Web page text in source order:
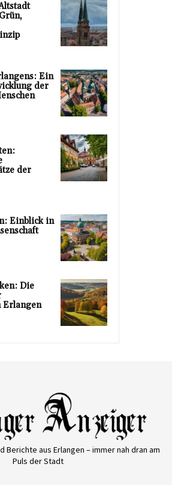
Ein
der
der
Einblick in
Die
Erlangen
Berichte aus Erlangen – immer nah dran am
Puls der Stadt